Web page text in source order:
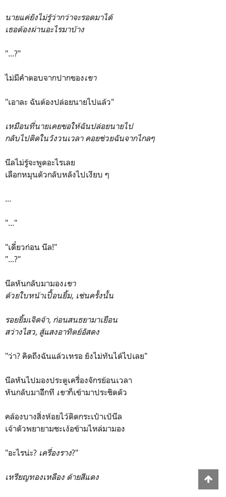
นายแค่ยังไม่รู้ว่ากว่าจะรอดมาได้
เธอต้องผ่านอะไรมาบ้าง
"...?"
ไม่มีคำตอบจากปากของเขา
"เอาละ ฉันต้องปล่อยนายไปแล้ว"
เหมือนที่นายเคยขอให้ฉันปล่อยนายไป
กลับไปติดในวังวนเวลา คอยช่วยฉันจากไกลๆ
นีลไม่รู้จะพูดอะไรเลย
เลือกหมุนตัวกลับหลังไปเงียบ ๆ
...
"..."
"เดี๋ยวก่อน นีล!"
"...?"
นีลหันกลับมามองเขา
ด้วยใบหน้าเปื้อนยิ้ม, เช่นครั้งนั้น
รอยยิ้มเจิดจ้า, ก่อนสนธยามาเยือน
สว่างไสว, สู้แสงอาทิตย์อัสดง
"ว่า? คิดถึงฉันแล้วเหรอ ยังไม่ทันได้ไปเลย"
นีลหันไปมองประตูเครื่องจักรย้อนเวลา
หันกลับมาอีีกที เขาก็เข้ามาประชิดตัว
คล้องบางสิ่งห้อยไว้ติดกระเป๋าเป้นีล
เจ้าตัวพยายามชะเง้อข้ามไหล่มามอง
"อะไรน่ะ? เครื่องราง?"
เหรียญทองเหลือง ด้ายสีแดง